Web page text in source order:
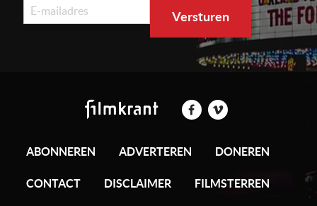
ABONNEREN ADVERTEREN DONEREN
CONTACT DISCLAIMER FILMSTERREN